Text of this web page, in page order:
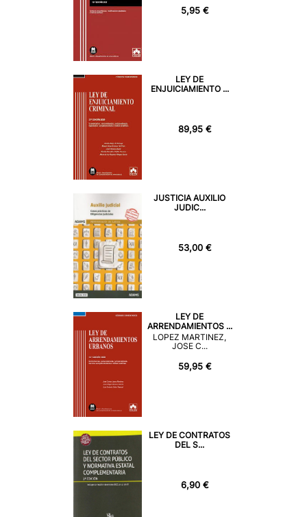
5,95 €
LEY DE
ENJUICIAMIENTO ...
89,95 €
JUSTICIA AUXILIO
JUDIC...
53,00 €
LEY DE
ARRENDAMIENTOS ...
LOPEZ MARTINEZ,
JOSE C...
59,95 €
LEY DE CONTRATOS
DEL S...
6,90 €